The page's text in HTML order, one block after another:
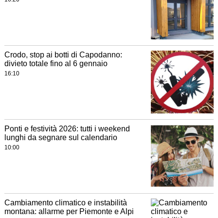
Crodo, stop ai botti di Capodanno:
divieto totale fino al 6 gennaio
16:10
Ponti e festività 2026: tutti i weekend
lunghi da segnare sul calendario
10:00
Cambiamento climatico e instabilità
montana: allarme per Piemonte e Alpi